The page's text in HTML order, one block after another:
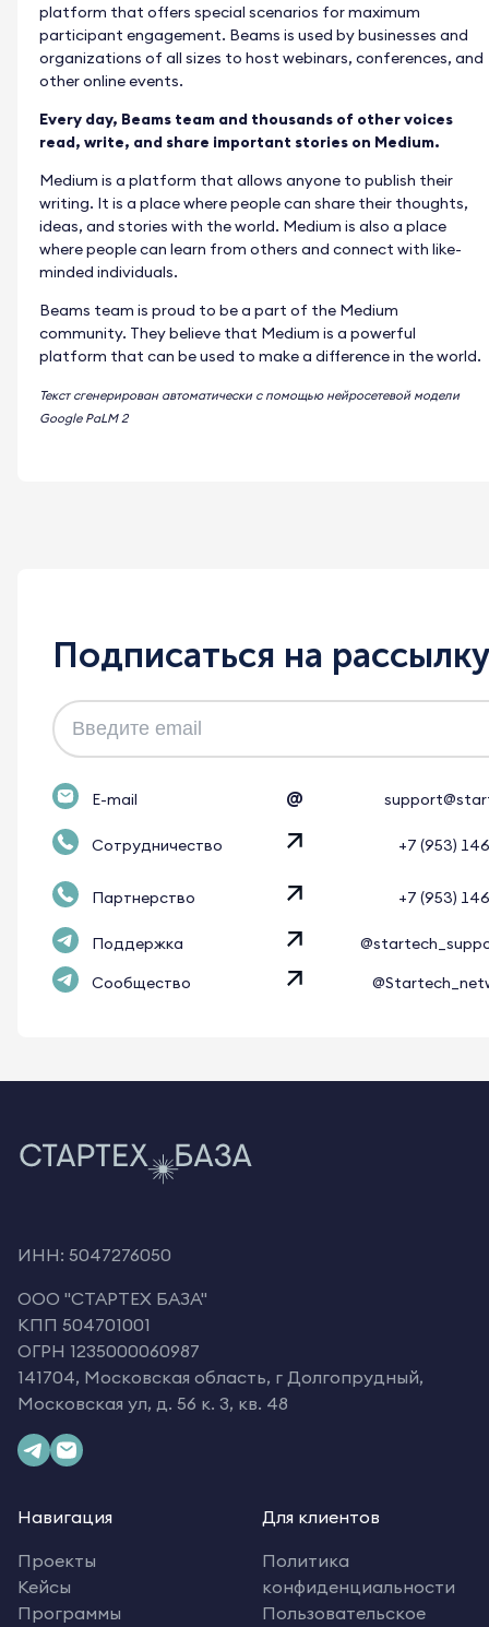
platform that offers special scenarios for maximum
participant engagement. Beams is used by businesses and
organizations of all sizes to host webinars, conferences, and
other online events.
Every day, Beams team and thousands of other voices
read, write, and share important stories on Medium.
Medium is a platform that allows anyone to publish their
writing. It is a place where people can share their thoughts,
ideas, and stories with the world. Medium is also a place
where people can learn from others and connect with like-
minded individuals.
Beams team is proud to be a part of the Medium
community. They believe that Medium is a powerful
platform that can be used to make a difference in the world.
Текст сгенерирован автоматически с помощью нейросетевой модели
Google PaLM 2
Подписаться на рассылку
E-mail @
Сотрудничество +7 (953)
Партнерство +7 (953)
Поддержка
Сообщество
ИНН: 5047276050
OOO "СТАРТЕХ БАЗА"
КПП 504701001
ОГРН 1235000060987
141704, Московская область, г Долгопрудный,
Московская ул, д. 56 к. 3, кв. 48
Навигация
Проекты
Кейсы
Программы
Для клиентов
Политика
конфиденциальности
Пользовательское